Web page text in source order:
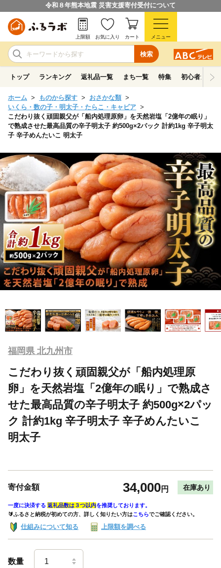
令和８年熊本地震 災害支援寄付受付について
検索
上限額 お気に入り カート メニュー
トップ ランキング 返礼品一覧 まち一覧 特集 初心者ガイド
ホーム ものから探す
おさかな類
いくら・数の子・明太子・たらこ・キャビア
こだわり抜く頑固親父が「船内処理原卵」を天然岩塩「2億年の眠り」
で熟成させた最高品質の辛子明太子 約500g×2パック 計約1kg 辛子明太
子 辛子めんたいこ 明太子
福岡県 北九州市
こだわり抜く頑固親父が「船内処理原
卵」を天然岩塩「2億年の眠り」で熟成さ
せた最高品質の辛子明太子 約500g×2パッ
ク 計約1kg 辛子明太子 辛子めんたいこ
明太子
寄付金額 34,000円 在庫あり
一度に決済する 返礼品数は３つ以内を推奨しております。
🔰ふるさと納税が初めての方、詳しく知りたい方はこちらでご確認ください。
仕組みについて知る 上限額を調べる
数量